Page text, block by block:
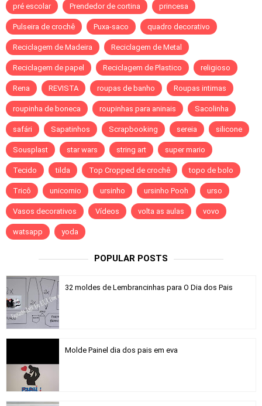
pré escolar Prendedor de cortina princesa
Pulseira de crochê Puxa-saco quadro decorativo
Reciclagem de Madeira Reciclagem de Metal
Reciclagem de papel Reciclagem de Plastico religioso
Rena REVISTA roupas de banho Roupas intimas
roupinha de boneca roupinhas para aninais Sacolinha
safári Sapatinhos Scrapbooking sereia silicone
Sousplast star wars string art super mario
Tecido tilda Top Cropped de crochê topo de bolo
Tricô unicornio ursinho ursinho Pooh urso
Vasos decorativos Vídeos volta as aulas vovo
watsapp yoda
POPULAR POSTS
32 moldes de Lembrancinhas para O Dia dos Pais
Molde Painel dia dos pais em eva